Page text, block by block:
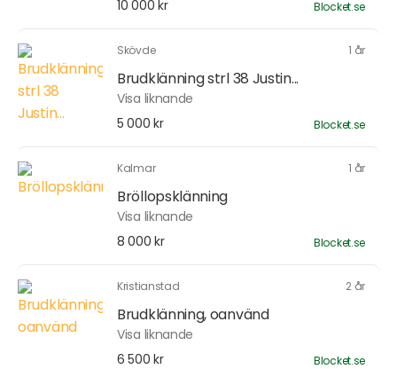
10 000 kr Blocket.se
Skövde 1 år
Brudklänning strl 38 Justin...
Visa liknande
5 000 kr
Blocket.se
Kalmar 1 år
Bröllopsklänning
Visa liknande
8 000 kr
Blocket.se
Kristianstad 2 år
Brudklänning, oanvänd
Visa liknande
6 500 kr
Blocket.se